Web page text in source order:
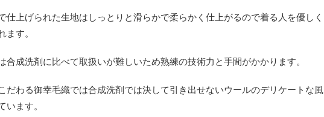
仕上げられた生地はしっとりと滑らかで柔らかく仕上がるので着る人を優しく
ます。
合成洗剤に比べて取扱いが難しいため熟練の技術力と手間がかかります。
だわる御幸毛織では合成洗剤では決して引き出せないウールのデリケートな風
います。